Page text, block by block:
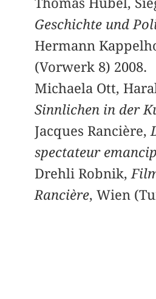
Geschichte und
Hermann
(Vorwerk 8) 2008.
Michaela Ott,
Sinnlichen in der
Jacques Rancière,
spectateur
Drehli Robnik,
Rancière, Wien